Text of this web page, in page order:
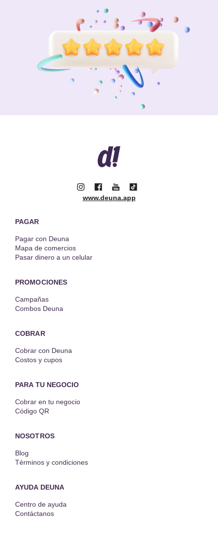
www.deuna.app
PAGAR
Pagar con Deuna
Mapa de comercios
Pasar dinero a un celular
PROMOCIONES
Campañas
Combos Deuna
COBRAR
Cobrar con Deuna
Costos y cupos
PARA TU NEGOCIO
Cobrar en tu negocio
Código QR
NOSOTROS
Blog
Términos y condiciones
AYUDA DEUNA
Centro de ayuda
Contáctanos